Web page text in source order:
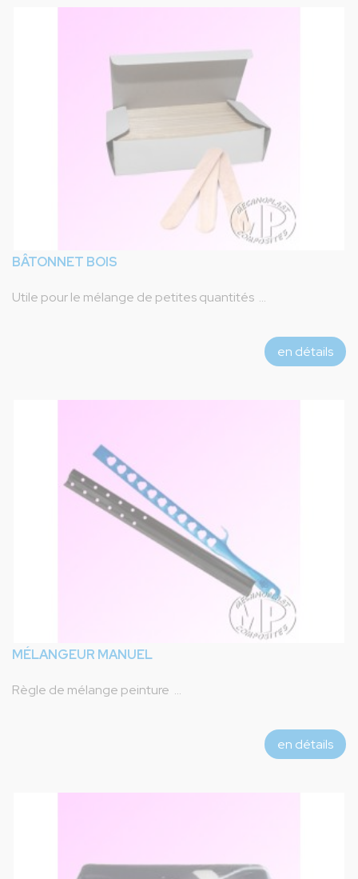
BÂTONNET BOIS
Utile pour le mélange de petites quantités ...
en détails
MÉLANGEUR MANUEL
Règle de mélange peinture ...
en détails